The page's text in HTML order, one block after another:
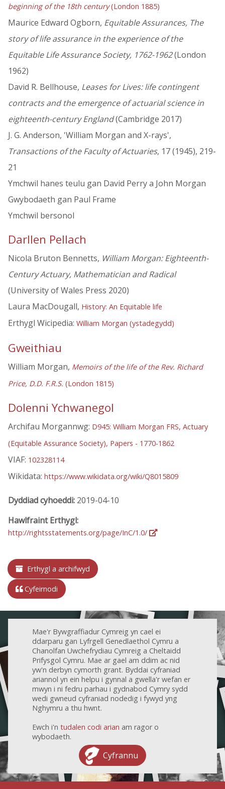
beginning of the 18th century(London 1885)
Maurice Edward Ogborn, Equitable Assurances, The
story of life assurance in the experience of the
Equitable Life Assurance Society, 1762-1962(London
1962)
David R. Bellhouse, Leases for Lives: life contingent
contracts and the emergence of actuarial science in
eighteenth-century England(Cambridge 2017)
J. G. Anderson, 'William Morgan and X-rays',
Transactions of the Faculty of Actuaries, 17 (1945), 219-
21
Ymchwil hanes teulu gan David Perry a John Morgan
Gwybodaeth gan Paul Frame
Ymchwil bersonol
Darllen Pellach
Nicola Bruton Bennetts, William Morgan: Eighteenth-
Century Actuary, Mathematician and Radical
(University of Wales Press 2020)
Laura MacDougall, History: An Equitable life
Erthygl Wicipedia: William Morgan (ystadegydd)
Gweithiau
William Morgan, Memoirs of the life of the Rev. Richard
Price, D.D. F.R.S. (London 1815)
Dolenni Ychwanegol
Archifau Morgannwg: D945: William Morgan FRS, Actuary
(Equitable Assurance Society), Papers - 1770-1862
VIAF: 102328114
Wikidata: https://www.wikidata.org/wiki/Q8015809
Dyddiad cyhoeddi: 2019-04-10
Hawlfraint Erthygl:
http://rightsstatements.org/page/InC/1.0/
Erthygl a archifwyd
Cyfeirnodi
Mae'r Bywgraffiadur Cymreig yn cael ei
ddarparu gan Lyfrgell Genedlaethol Cymru a
Chanolfan Uwchefrydiau Cymreig a Cheltaidd
Prifysgol Cymru. Mae ar gael am ddim ac nid
yw'n derbyn cymorth grant. Byddai cyfraniad
ariannol yn ein helpu i gynnal a gwella'r wefan er
mwyn i ni fedru parhau i gydnabod Cymry sydd
wedi gwneud cyfraniad nodedig i fywyd yng
Nghymru a thu hwnt.
Ewch i'n tudalen codi arian am ragor o
wybodaeth.
Cyfrannu